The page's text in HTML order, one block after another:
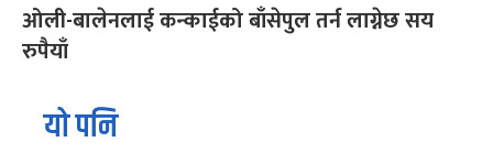
ओली-बालेनलाई कन्काईको बाँसेपुल तर्न लाग्नेछ सय
रुपैयाँ
यो पनि